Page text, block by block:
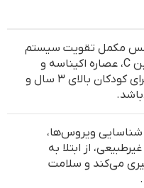
مکمل تقویت سیستم
ایمنی با ترکیب ویتامین C، عصاره اکیناسه و
عسل طبیعی است و برای کودکان بالای ۳ سال و
ویروس‌ها،
از ابتلا به
می‌کند و سلامت